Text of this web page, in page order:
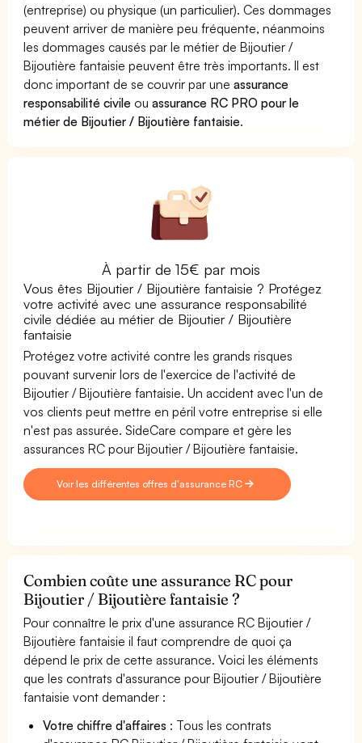
(entreprise) ou physique (un particulier). Ces dommages
peuvent arriver de manière peu fréquente, néanmoins
les dommages causés par le métier de Bijoutier /
Bijoutière fantaisie peuvent être très importants. Il est
donc important de se couvrir par uneassurance
responsabilité civile ouassurance RC PRO pour le
métier de Bijoutier / Bijoutière fantaisie.
À partir de 15€ par mois
Vous êtes Bijoutier / Bijoutière fantaisie ? Protégez
votre activité avec une assurance responsabilité
civile dédiée au métier de Bijoutier / Bijoutière
fantaisie
Protégez votre activité contre les grands risques
pouvant survenir lors de l'exercice de l'activité de
Bijoutier / Bijoutière fantaisie. Un accident avec l'un de
vos clients peut mettre en péril votre entreprise si elle
n'est pas assurée. SideCare compare et gère les
assurances RC pour Bijoutier / Bijoutière fantaisie.
Voir les différentes offres d'assurance RC
Combien coûte une assurance RC pour
Bijoutier / Bijoutière fantaisie ?
Pour connaître le prix d'une assurance RC Bijoutier /
Bijoutière fantaisie il faut comprendre de quoi ça
dépend le prix de cette assurance. Voici les éléments
que les contrats d'assurance pour Bijoutier / Bijoutière
fantaisie vont demander :
Votre chiffre d'affaires : Tous les contrats